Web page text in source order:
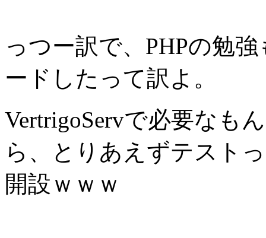
っつー訳で、PHPの勉
ードしたって訳よ。
VertrigoServで必要なも
ら、とりあえずテスト
開設ｗｗｗ